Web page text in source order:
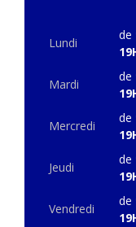
Lundi
de
Mardi
de
Mercredi
de
Jeudi
de
Vendredi
de